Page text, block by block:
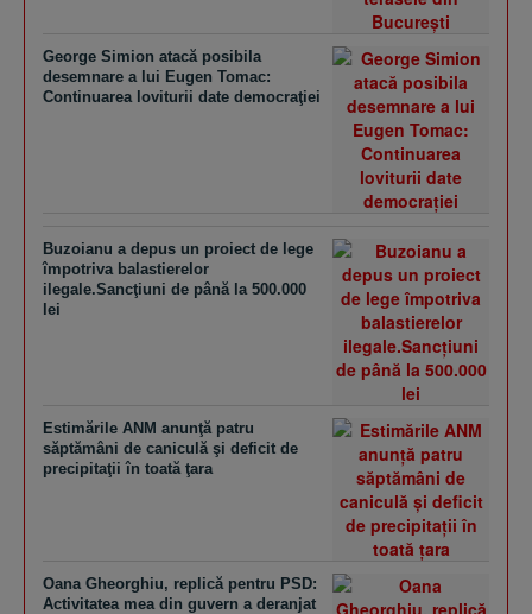
George Simion atacă posibila
desemnare a lui Eugen Tomac:
Continuarea loviturii date democraţiei
Buzoianu a depus un proiect de lege
împotriva balastierelor
ilegale.Sancţiuni de până la 500.000
lei
Estimările ANM anunţă patru
săptămâni de caniculă şi deficit de
precipitaţii în toată ţara
Oana Gheorghiu, replică pentru PSD:
Activitatea mea din guvern a deranjat